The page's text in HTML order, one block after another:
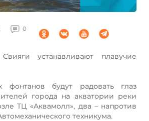
0
устанавливают плавучие
фонтанов будут радовать глаз
города на акватории реки
ТЦ «Аквамолл», два – напротив
техникума.